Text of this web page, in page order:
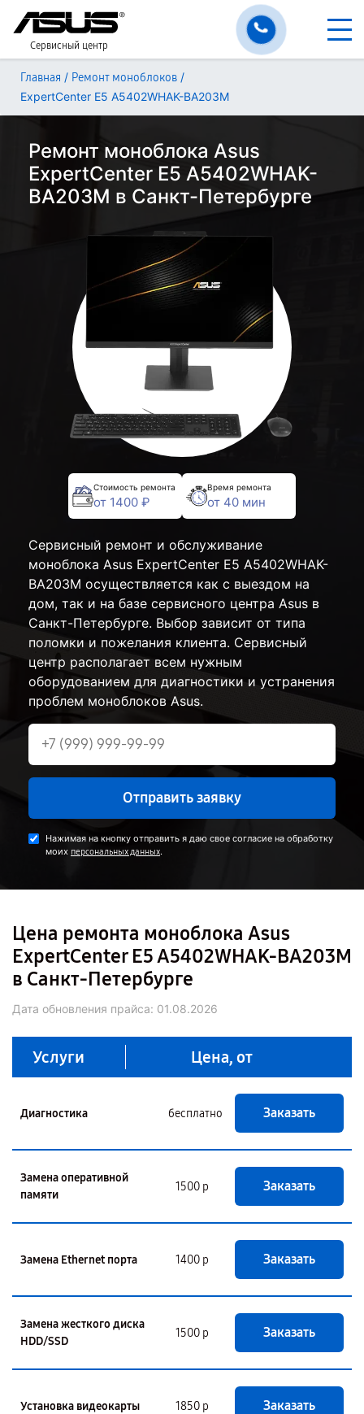
Сервисный центр
Главная / Ремонт моноблоков /
ExpertCenter E5 A5402WHAK-BA203M
Ремонт моноблока Asus
ExpertCenter E5 A5402WHAK-
BA203M в Санкт-Петербурге
Стоимость ремонта
от 1400 ₽
Время ремонта
от 40 мин
Сервисный ремонт и обслуживание
моноблока Asus ExpertCenter E5 A5402WHAK-
BA203M осуществляется как с выездом на
дом, так и на базе сервисного центра Asus в
Санкт-Петербурге. Выбор зависит от типа
поломки и пожелания клиента. Сервисный
центр располагает всем нужным
оборудованием для диагностики и устранения
проблем моноблоков Asus.
Отправить заявку
Нажимая на кнопку отправить я даю свое согласие на обработку
моих персональных данных.
Цена ремонта моноблока Asus
ExpertCenter E5 A5402WHAK-BA203M
в Санкт-Петербурге
Дата обновления прайса: 01.08.2026
Услуги Цена, от
Диагностика бесплатно Заказать
Замена оперативной
памяти
1500 р Заказать
Замена Ethernet порта 1400 р Заказать
Замена жесткого диска
HDD/SSD
1500 р Заказать
Установка видеокарты 1850 р Заказать